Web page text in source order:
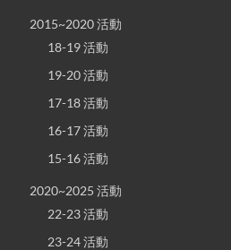
2015~2020 活動
18-19 活動
19-20 活動
17-18 活動
16-17 活動
15-16 活動
2020~2025 活動
22-23 活動
23-24 活動